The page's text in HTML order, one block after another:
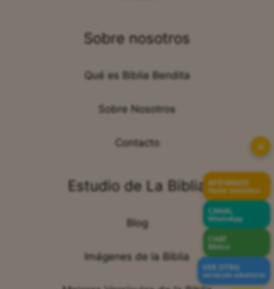
Sobre nosotros
Qué es Biblia Bendita
Sobre Nosotros
Contacto
Estudio de La Biblia
Blog
Imágenes de la Biblia
✕
APÓYANOS
Hazte miembro
CANAL
WhatsApp
CHAT
Bíblico
VER OTRO
versículo aleatorio